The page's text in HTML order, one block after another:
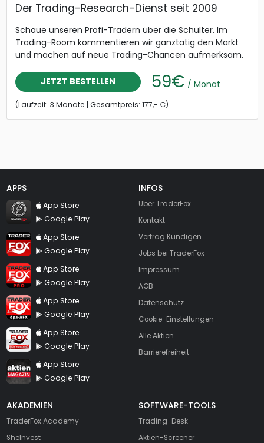
Der Trading-Research-Dienst seit 2009
Schaue unseren Profi-Tradern über die Schulter. Im
Trading-Room kommentieren wir ganztätig den Markt
und machen auf neue Trading-Chancen aufmerksam.
JETZT BESTELLEN 59€ / Monat
(Laufzeit: 3 Monate | Gesamtpreis: 177,- €)
APPS
TraderFox Flash
App Store
Google Play
TraderFox App
App Store
Google Play
TraderFox Pro
App Store
Google Play
TraderFox dpa-AFX ProFeed
App Store
Google Play
TraderFox Live Trading
App Store
Google Play
TraderFox aktien Magazin
App Store
Google Play
INFOS
Über TraderFox
Kontakt
Vertrag Kündigen
Jobs bei TraderFox
Impressum
AGB
Datenschutz
Cookie-Einstellungen
Alle Aktien
Barrierefreiheit
AKADEMIEN
TraderFox Academy
SheInvest
SOFTWARE-TOOLS
Trading-Desk
Aktien-Screener